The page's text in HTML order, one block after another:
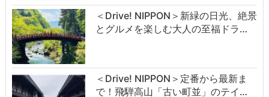
＜Drive! NIPPON＞新緑の日光、絶景
とグルメを楽しむ大人の至福ドラ…
＜Drive! NIPPON＞定番から最新ま
で！飛騨高山「古い町並」のテイ…